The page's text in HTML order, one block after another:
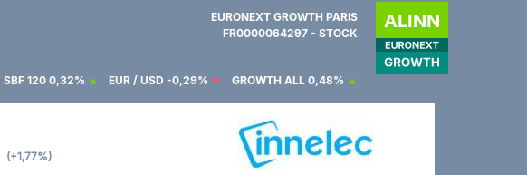
EURONEXT GROWTH PARIS
FR0000064297 - STOCK
SBF 120 0,32% EUR / USD -0,29% GROWTH ALL 0,48%
(+1,77%)